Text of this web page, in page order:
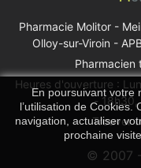
En poursuivant votre
l’utilisation de
navigation, actualiser
prochaine
Pharmacie Molitor -
Olloy-sur-Viroin -
Pharmacien
Heures d'ouverture :
- 18h30,
Trouver
© 2007